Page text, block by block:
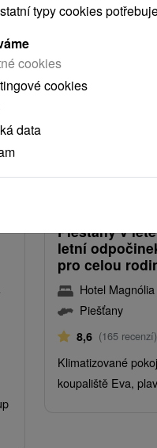
Piešťany v
letní
pro celou
Hotel Magnólia
Piešťany
8,6 (165 recenzí)
Klimatizované
koupaliště Eva,
typy cookies
cookies
cookies
data